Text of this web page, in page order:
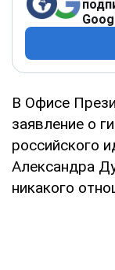
В Офисе
заявление о
российского
Александра
никакого